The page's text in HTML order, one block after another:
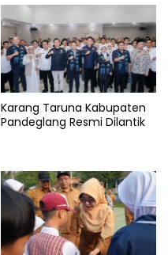
Karang Taruna Kabupaten
Pandeglang Resmi Dilantik